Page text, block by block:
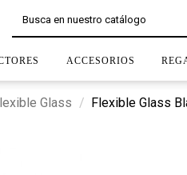
ACCESORIOS
Glass Flexible Glass